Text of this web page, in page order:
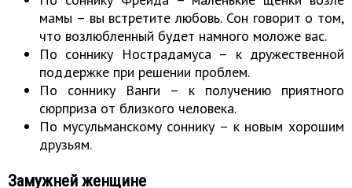
мамы – вы встретите любовь. Сон говорит о том,
что возлюбленный будет намного моложе вас.
По соннику Нострадамуса – к дружественной
поддержке при решении проблем.
По соннику Ванги – к получению приятного
сюрприза от близкого человека.
По мусульманскому соннику – к новым хорошим
друзьям.
Замужней женщине